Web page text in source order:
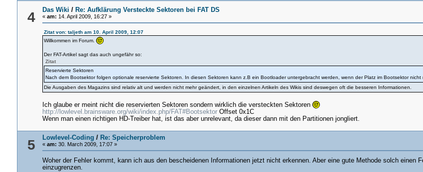
4 Das Wiki / Re: Aufklärung Versteckte Sektoren bei FAT DS
«am: 14. April 2009, 16:27 »
Zitat von: taljeth am 10. April 2009, 12:07
Willkommen im Forum.
Der FAT-Artikel sagt das auch ungefähr so:
Zitat
Reservierte Sektoren
Nach dem Bootsektor folgen optionale reservierte Sektoren. In diesen Sektoren kann z.B ein Bootloader untergebracht werden, wenn der Platz im Bootsektor
Die Ausgaben des Magazins sind relativ alt und werden nicht mehr geändert, in den einzelnen Artikeln des Wikis sind deswegen oft die besseren Informationen.
Ich glaube er meint nicht die reservierten Sektoren sondern wirklich die versteckten Sektoren
http://lowlevel.brainsware.org/wiki/index.php/FAT#Bootsektor Offset 0x1C
Wenn man einen richtigen HD-Treiber hat, ist das aber unrelevant, da dieser dann mit den Partitionen jongliert.
5 Lowlevel-Coding / Re: Speicherproblem
«am: 30. March 2009, 17:07 »
Woher der Fehler kommt, kann ich aus den bescheidenen Informationen jetzt nicht erkennen. Aber eine gute Methode solch einen
einzugrenzen.